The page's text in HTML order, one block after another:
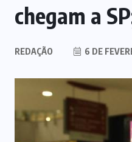
chegam a
REDAÇÃO 6 DE